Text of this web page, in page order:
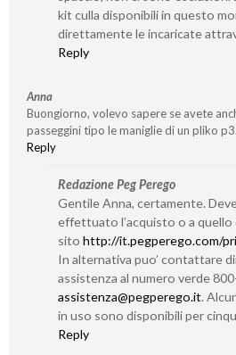
kit culla disponibili in questo
direttamente le incaricate
Reply
Anna
Buongiorno, volevo sapere se avete
passeggini tipo le maniglie di un pliko
Reply
Redazione Peg Perego
Gentile Anna, certamente.
effettuato l’acquisto o a quello
sito http://it.pegperego.com/
In alternativa puo’ contattare
assistenza al numero verde
assistenza@pegperego.it.
in uso sono disponibili per
Reply